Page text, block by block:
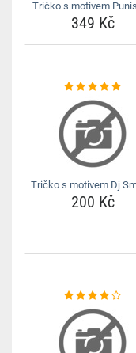
Tričko s motivem
349 Kč
Tričko s motivem Dj
200 Kč